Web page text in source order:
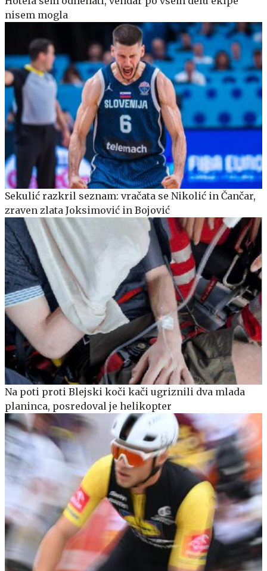
nisem mogla
Sekulić razkril seznam: vračata se Nikolić in Čančar,
zraven zlata Joksimović in Bojović
Na poti proti Blejski koči kači ugriznili dva mlada
planinca, posredoval je helikopter